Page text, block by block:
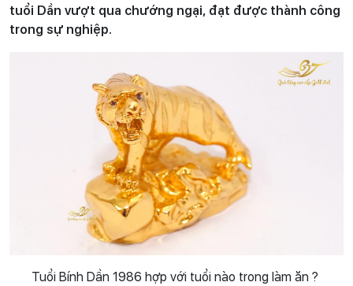
tuổi Dần vượt qua chướng ngại, đạt được thành công
trong sự nghiệp.
Tuổi Bính Dần 1986 hợp với tuổi nào trong làm ăn ?